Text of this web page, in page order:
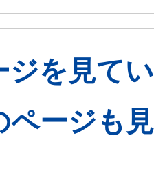
ジを見て
ページも